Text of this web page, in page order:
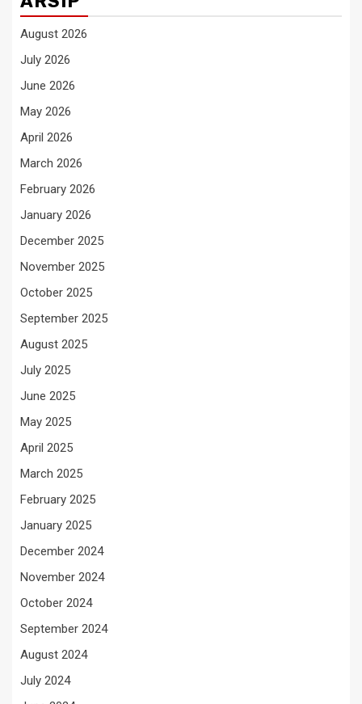
August 2026
July 2026
June 2026
May 2026
April 2026
March 2026
February 2026
January 2026
December 2025
November 2025
October 2025
September 2025
August 2025
July 2025
June 2025
May 2025
April 2025
March 2025
February 2025
January 2025
December 2024
November 2024
October 2024
September 2024
August 2024
July 2024